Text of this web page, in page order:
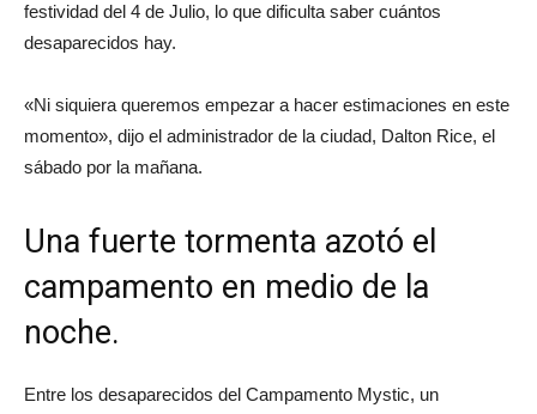
festividad del 4 de Julio, lo que dificulta saber cuántos
desaparecidos hay.
«Ni siquiera queremos empezar a hacer estimaciones en este
momento», dijo el administrador de la ciudad, Dalton Rice, el
sábado por la mañana.
Una fuerte tormenta azotó el
campamento en medio de la
noche.
Entre los desaparecidos del Campamento Mystic, un